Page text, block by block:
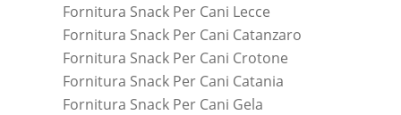
Fornitura Snack Per Cani Lecce
Fornitura Snack Per Cani Catanzaro
Fornitura Snack Per Cani Crotone
Fornitura Snack Per Cani Catania
Fornitura Snack Per Cani Gela